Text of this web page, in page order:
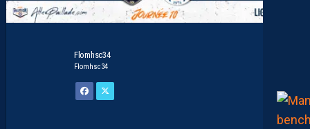
Flomhsc34
Flomhsc34